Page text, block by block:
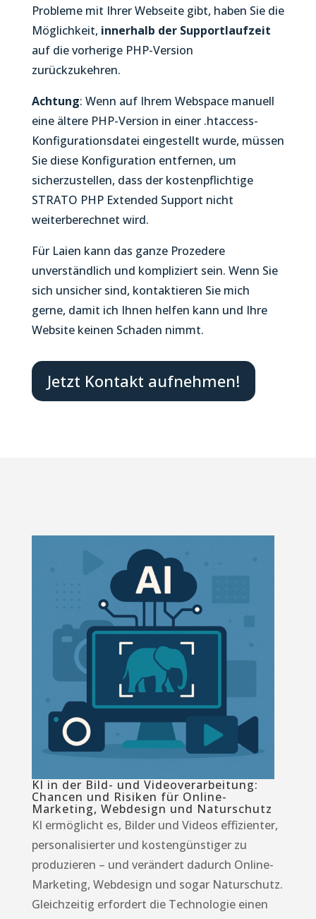
Probleme mit Ihrer Webseite gibt, haben Sie die
Möglichkeit, innerhalb der Supportlaufzeit
auf die vorherige PHP-Version
zurückzukehren.
Achtung: Wenn auf Ihrem Webspace manuell
eine ältere PHP-Version in einer .htaccess-
Konfigurationsdatei eingestellt wurde, müssen
Sie diese Konfiguration entfernen, um
sicherzustellen, dass der kostenpflichtige
STRATO PHP Extended Support nicht
weiterberechnet wird.
Für Laien kann das ganze Prozedere
unverständlich und kompliziert sein. Wenn Sie
sich unsicher sind, kontaktieren Sie mich
gerne, damit ich Ihnen helfen kann und Ihre
Website keinen Schaden nimmt.
Jetzt Kontakt aufnehmen!
KI in der Bild- und Videoverarbeitung:
Chancen und Risiken für Online-
Marketing, Webdesign und Naturschutz
KI ermöglicht es, Bilder und Videos effizienter,
personalisierter und kostengünstiger zu
produzieren – und verändert dadurch Online-
Marketing, Webdesign und sogar Naturschutz.
Gleichzeitig erfordert die Technologie einen